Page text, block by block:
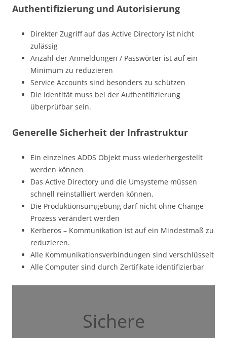
Authentifizierung und Autorisierung
Direkter Zugriff auf das Active Directory ist nicht
zulässig
Anzahl der Anmeldungen / Passwörter ist auf ein
Minimum zu reduzieren
Service Accounts sind besonders zu schützen
Die Identität muss bei der Authentifizierung
überprüfbar sein.
Generelle Sicherheit der Infrastruktur
Ein einzelnes ADDS Objekt muss wiederhergestellt
werden können
Das Active Directory und die Umsysteme müssen
schnell reinstalliert werden können.
Die Produktionsumgebung darf nicht ohne Change
Prozess verändert werden
Kerberos – Kommunikation ist auf ein Mindestmaß zu
reduzieren.
Alle Kommunikationsverbindungen sind verschlüsselt
Alle Computer sind durch Zertifikate identifizierbar
Sichere